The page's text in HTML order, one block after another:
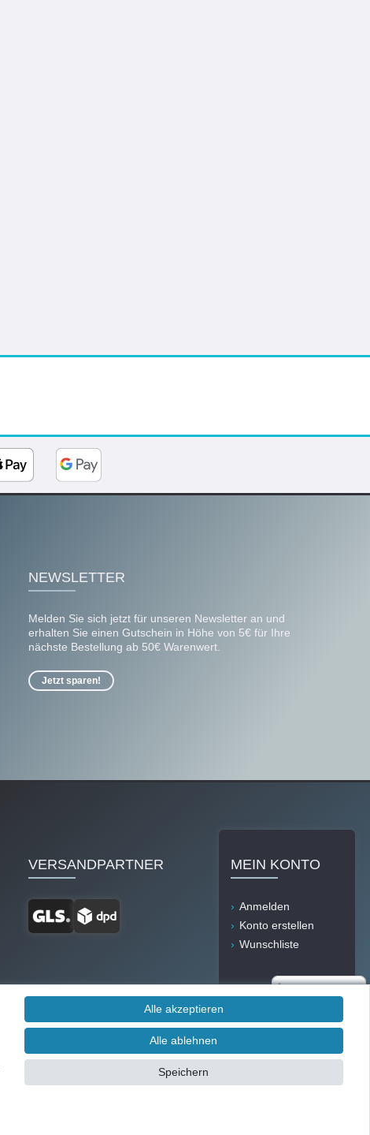
NEWSLETTER
Melden Sie sich jetzt für unseren Newsletter an und
erhalten Sie einen Gutschein in Höhe von 5€ für Ihre
nächste Bestellung ab 50€ Warenwert.
Jetzt sparen!
VERSANDPARTNER MEIN KONTO
Anmelden
Konto erstellen
Wunschliste
Alle akzeptieren
Alle ablehnen
Speichern
Durch IT-Recht